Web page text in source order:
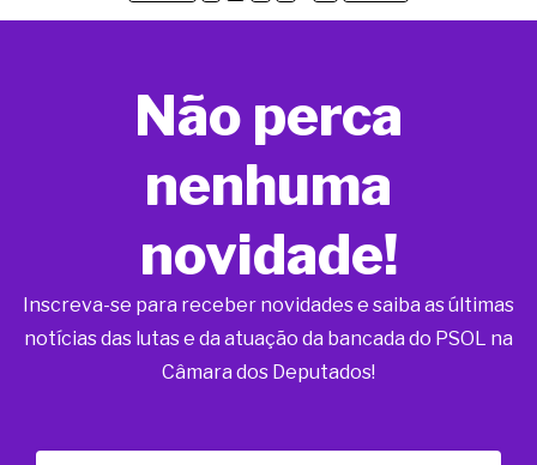
Não perca
nenhuma
novidade!
Inscreva-se para receber novidades e saiba as últimas
notícias das lutas e da atuação da bancada do PSOL na
Câmara dos Deputados!